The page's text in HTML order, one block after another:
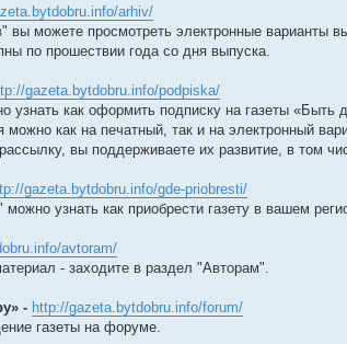
arhiv/
вы можете просмотреть электронные варианты
по прошествии года со дня выпуска.
gazeta.bytdobru.info/podpiska/
узнать как оформить подписку на газеты «Быть
как на печатный, так и на электронный
вы поддерживаете их развитие, в том
gazeta.bytdobru.info/gde-priobresti/
узнать как приобрести газету в вашем
avtoram/
- заходите в раздел "Авторам".
- http://gazeta.bytdobru.info/forum/
газеты на форуме.